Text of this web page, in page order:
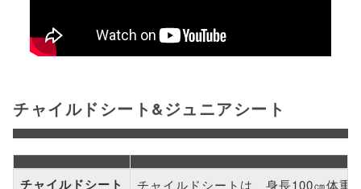
チャイルドシート&ジュニアシート
チャイルドシート チャイルドシートは、身長100㎝体重